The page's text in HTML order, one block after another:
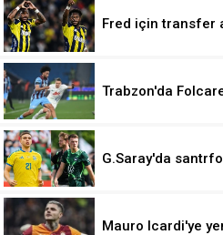
Fred için transfer
Trabzon'da
G.Saray'da
Mauro Icardi'ye